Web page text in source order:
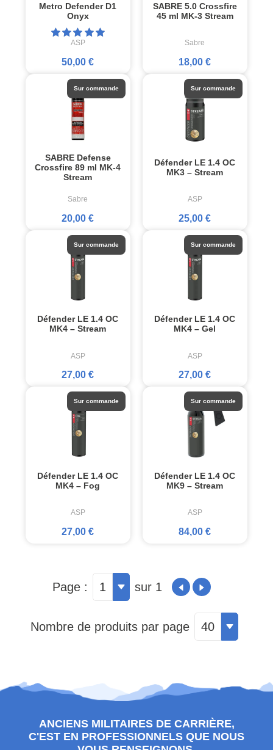
Metro Defender D1
Onyx
ASP
50,00 €
SABRE 5.0 Crossfire
45 ml MK-3 Stream
Sabre
18,00 €
SABRE Defense
Crossfire 89 ml MK-4
Stream
Sabre
20,00 €
Sur commande
Défender LE 1.4 OC
MK3 – Stream
ASP
25,00 €
Sur commande
Défender LE 1.4 OC
MK4 – Stream
ASP
27,00 €
Sur commande
Défender LE 1.4 OC
MK4 – Gel
ASP
27,00 €
Sur commande
Défender LE 1.4 OC
MK4 – Fog
ASP
27,00 €
Sur commande
Défender LE 1.4 OC
MK9 – Stream
ASP
84,00 €
Sur commande
Page : 1 sur 1
Nombre de produits par page 40
ANCIENS MILITAIRES DE CARRIÈRE,
C'EST EN PROFESSIONNELS QUE NOUS